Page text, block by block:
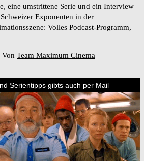
eine umstrittene Serie und ein Interview
Exponenten in der
Volles Podcast-Programm,
Von Team Maximum Cinema